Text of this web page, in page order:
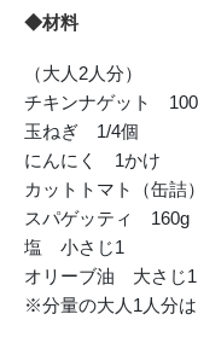
◆材料
（大人2人分）
チキンナゲット
玉ねぎ 1/4個
にんにく 1かけ
カットトマト（缶
スパゲッティ 160g
塩 小さじ1
オリーブ油 大さじ1
※分量の大人1人分は